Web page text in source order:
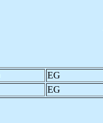
EG
EG